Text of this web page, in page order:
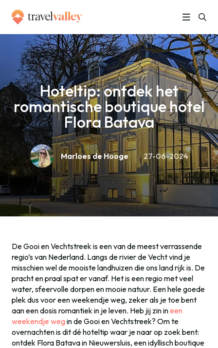
Home » Hoteltip: ontdek het romantische boutique hotel Flora Batava
Hoteltip: ontdek het
romantische boutique hotel
Flora Batava
Marloes de Hooge 27-06-2024
De Gooi en Vechtstreek is een van de meest verrassende
regio’s van Nederland. Langs de rivier de Vecht vind je
misschien wel de mooiste landhuizen die ons land rijk is. De
pracht en praal spat er vanaf. Het is een regio met veel
water, sfeervolle dorpen en mooie natuur. Een hele goede
plek dus voor een weekendje weg, zeker als je toe bent
aan een dosis romantiek in je leven. Heb jij zin ineen
weekendje weg in de Gooi en Vechtstreek? Om te
overnachten is dit dé hoteltip waar je naar op zoek bent:
ontdek Flora Batava in Nieuwersluis, een idyllisch boutique